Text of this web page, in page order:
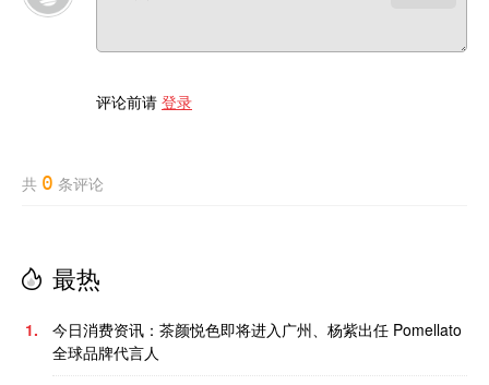
评论前请 登录
共 0 条评论
最热
1.
今日消费资讯：茶颜悦色即将进入广州、杨紫出任 Pomellato
全球品牌代言人